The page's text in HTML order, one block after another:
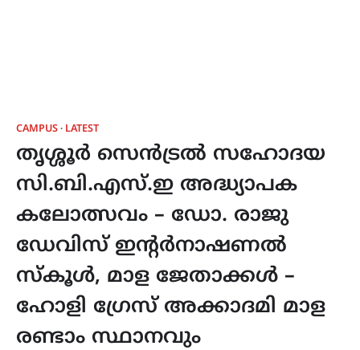
CAMPUS LATEST
തൃശ്ശൂർ സെൻട്രൽ സഹോദയ
സി.ബി.എസ്.ഇ അദ്ധ്യാപക
കലോത്സവം – ഡോ. രാജു
ഡേവിസ് ഇൻ്റർനാഷണൽ
സ്കൂൾ, മാള ജേതാക്കൾ –
ഹോളി ഗ്രേസ് അക്കാദമി മാള
രണ്ടാം സ്ഥാനവും